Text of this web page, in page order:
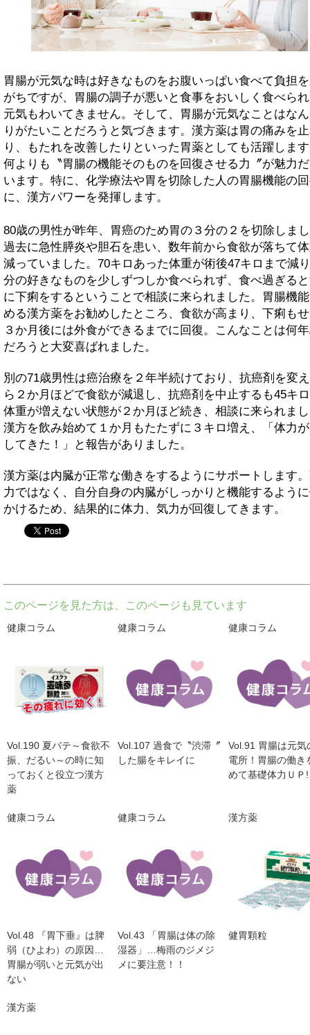
胃腸が元気な時は好きなものをお腹いっぱい食べて負担
がちですが、胃腸の調子が悪いと食事をおいしく食べら
元気もわいてきません。そして、胃腸が元気なことはな
りがたいことだろうと気づきます。漢方薬は胃の痛みを
り、もたれを改善したりといった胃薬としても活躍しま
何よりも〝胃腸の機能そのものを回復させる力〞が魅力
います。特に、化学療法や胃を切除した人の胃腸機能の
に、漢方パワーを発揮します。
80歳の男性が昨年、胃癌のため胃の３分の２を切除しま
過去に急性膵炎や胆石を患い、数年前から食欲が落ちて
減っていました。70キロあった体重が術後47キロまで減
分の好きなものを少しずつしか食べられず、食べ過ぎる
に下痢をするということで相談に来られました。胃腸機
める漢方薬をお勧めしたところ、食欲が高まり、下痢も
３か月後には外食ができるまでに回復。こんなことは何
だろうと大変喜ばれました。
別の71歳男性は癌治療を２年半続けており、抗癌剤を変
ら２か月ほどで食欲が減退し、抗癌剤を中止するも45キ
体重が増えない状態が２か月ほど続き、相談に来られま
漢方を飲み始めて１か月もたたずに３キロ増え、「体力
してきた！」と報告がありました。
漢方薬は内臓が正常な働きをするようにサポートします
力ではなく、自分自身の内臓がしっかりと機能するよう
かけるため、結果的に体力、気力が回復してきます。
このページを見た方は、このページも見ています
健康コラム
Vol.190 夏バテ～食欲不
振、だるい～の時に知
っておくと役立つ漢方
薬
健康コラム
Vol.107 過食で〝渋滞〞
した腸をキレイに
健康コラム
Vol.91 胃腸は元気
電所！胃腸の働き
めて基礎体力ＵＰ!
健康コラム
Vol.48 『胃下垂』は脾
弱（ひよわ）の原因…
胃腸が弱いと元気が出
ない
健康コラム
Vol.43 「胃腸は体の除
湿器」…梅雨のジメジ
メに要注意！！
漢方薬
健胃顆粒
漢方薬